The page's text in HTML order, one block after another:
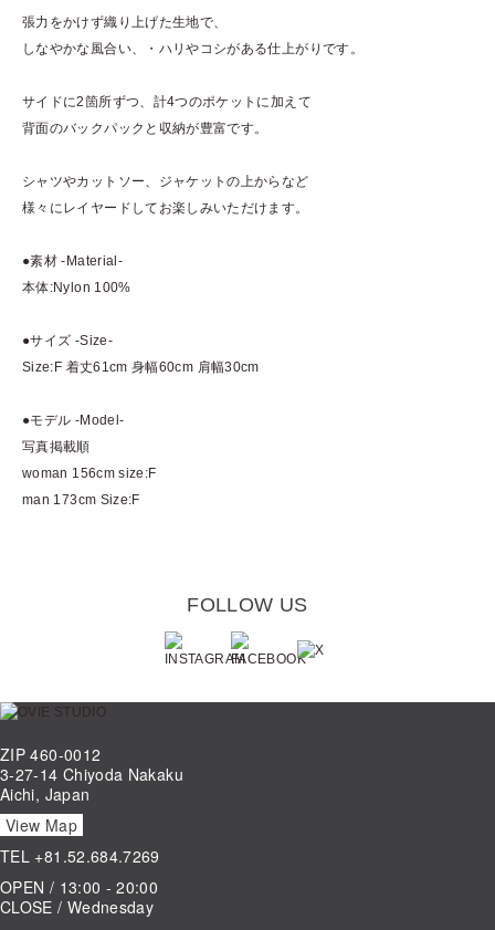
張力をかけず織り上げた生地で、
しなやかな風合い、・ハリやコシがある仕上がりです。
サイドに2箇所ずつ、計4つのポケットに加えて
背面のバックパックと収納が豊富です。
シャツやカットソー、ジャケットの上からなど
様々にレイヤードしてお楽しみいただけます。
●素材 -Material-
本体:Nylon 100%
●サイズ -Size-
Size:F 着丈61cm 身幅60cm 肩幅30cm
●モデル -Model-
写真掲載順
woman 156cm size:F
man 173cm Size:F
FOLLOW US
ZIP 460-0012
3-27-14 Chiyoda Nakaku
Aichi, Japan
View Map
TEL +81.52.684.7269
OPEN / 13:00 - 20:00
CLOSE / Wednesday